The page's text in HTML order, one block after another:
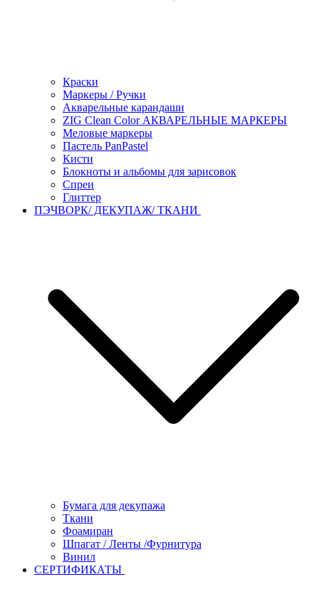
Краски
Маркеры / Ручки
Акварельные карандаши
ZIG Clean Color АКВАРЕЛЬНЫЕ МАРКЕРЫ
Меловые маркеры
Пастель PanPastel
Кисти
Блокноты и альбомы для зарисовок
Спреи
Глиттер
ПЭЧВОРК/ ДЕКУПАЖ/ ТКАНИ
Бумага для декупажа
Ткани
Фоамиран
Шпагат / Ленты /Фурнитура
Винил
СЕРТИФИКАТЫ